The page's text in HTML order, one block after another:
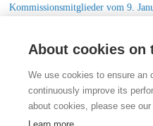
Kommissionsmitglieder vom 9.
Stiftung für das Tier im Recht (TIR)
Rigistrasse 9
CH - 8006 Zürich
About cookies on
We use cookies to ensure an
continuously improve its
about cookies, please see